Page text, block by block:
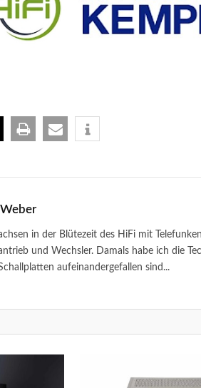
in der Blütezeit des HiFi mit
und Wechsler. Damals habe ich die
aufeinandergefallen sind...